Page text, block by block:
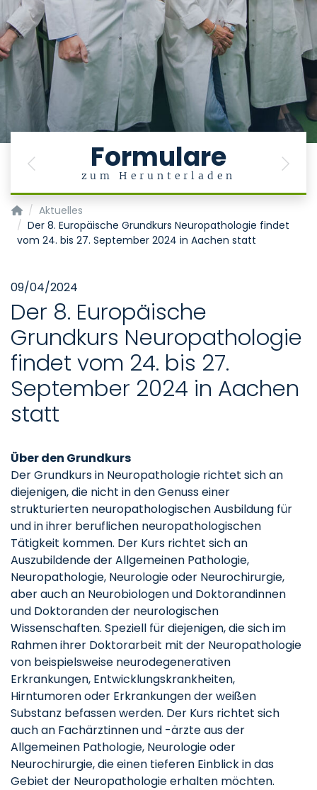
Formulare
zum Herunterladen
Previous Next
Institut für Neuropathologie
Aktuelles
Der 8. Europäische Grundkurs Neuropathologie findet
vom 24. bis 27. September 2024 in Aachen statt
09/04/2024
Der 8. Europäische
Grundkurs Neuropathologie
findet vom 24. bis 27.
September 2024 in Aachen
statt
Über den Grundkurs
Der Grundkurs in Neuropathologie richtet sich an
diejenigen, die nicht in den Genuss einer
strukturierten neuropathologischen Ausbildung für
und in ihrer beruflichen neuropathologischen
Tätigkeit kommen. Der Kurs richtet sich an
Auszubildende der Allgemeinen Pathologie,
Neuropathologie, Neurologie oder Neurochirurgie,
aber auch an Neurobiologen und Doktorandinnen
und Doktoranden der neurologischen
Wissenschaften. Speziell für diejenigen, die sich im
Rahmen ihrer Doktorarbeit mit der Neuropathologie
von beispielsweise neurodegenerativen
Erkrankungen, Entwicklungskrankheiten,
Hirntumoren oder Erkrankungen der weißen
Substanz befassen werden. Der Kurs richtet sich
auch an Fachärztinnen und -ärzte aus der
Allgemeinen Pathologie, Neurologie oder
Neurochirurgie, die einen tieferen Einblick in das
Gebiet der Neuropathologie erhalten möchten.